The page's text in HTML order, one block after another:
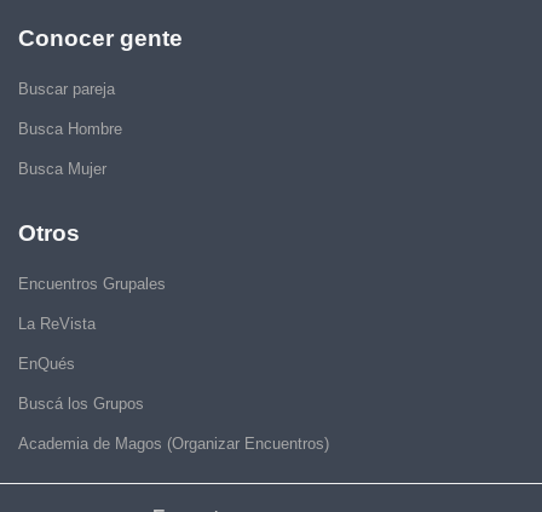
Conocer gente
Buscar pareja
Busca Hombre
Busca Mujer
Otros
Encuentros Grupales
La ReVista
EnQués
Buscá los Grupos
Academia de Magos (Organizar Encuentros)